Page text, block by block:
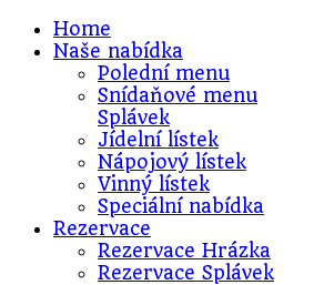
Home
Naše nabídka
Polední menu
Snídaňové menu
Splávek
Jídelní lístek
Nápojový lístek
Vinný lístek
Speciální nabídka
Rezervace
Rezervace Hrázka
Rezervace Splávek